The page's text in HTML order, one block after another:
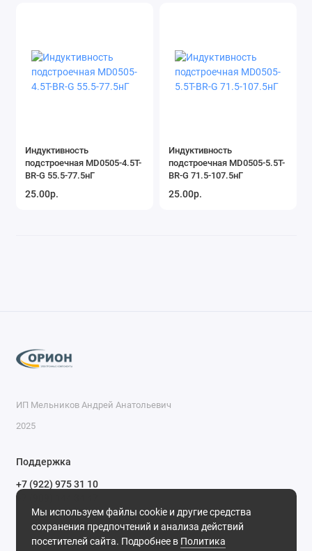
Акустические компоненты
Индуктивность
подстроечная MD0505-4.5T-
BR-G 55.5-77.5нГ
25.00р.
Индуктивность
подстроечная MD0505-5.5T-
BR-G 71.5-107.5нГ
25.00р.
Мы используем файлы cookie и другие средства
сохранения предпочтений и анализа действий
посетителей сайта. Подробнее в Политика
ИП Мельников Андрей Анатольевич
2025
Поддержка
+7 (922) 975 31 10
+7 (909) 144 34 47
пн-пт с 9-00 до 18-00 часов,
сб с 10-00 до 15-00 часов,
вс выходной